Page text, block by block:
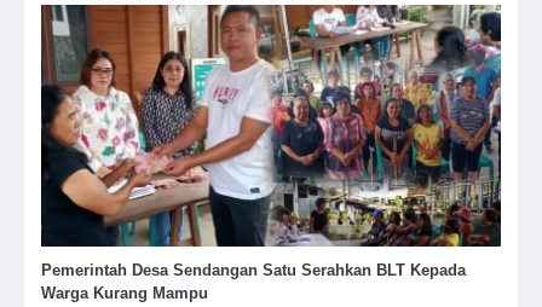
Pemerintah Desa Sendangan Satu Serahkan BLT Kepada
Warga Kurang Mampu